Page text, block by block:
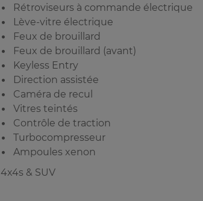
Rétroviseurs à commande électrique
Lève-vitre électrique
Feux de brouillard
Feux de brouillard (avant)
Keyless Entry
Direction assistée
Caméra de recul
Vitres teintés
Contrôle de traction
Turbocompresseur
Ampoules xenon
4x4s & SUV